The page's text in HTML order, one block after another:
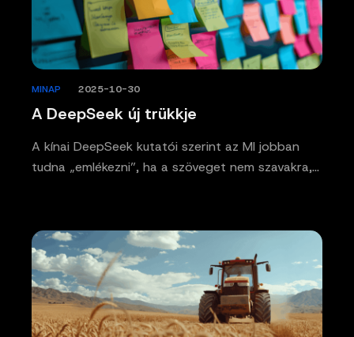
A DeepSeek új trükkje
MINAP 2025-10-30
A kínai DeepSeek kutatói szerint az MI jobban
tudna „emlékezni”, ha a szöveget nem szavakra,…